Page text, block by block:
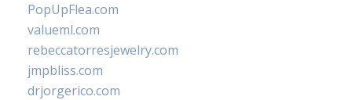
PopUpFlea.com
valueml.com
rebeccatorresjewelry.com
jmpbliss.com
drjorgerico.com